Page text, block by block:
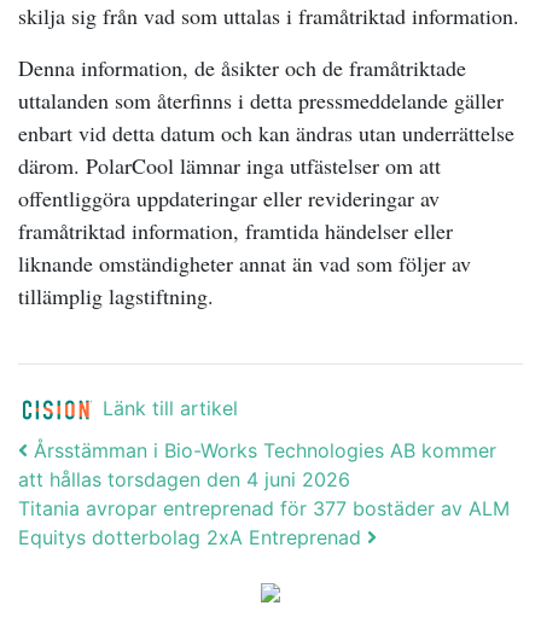
skilja sig från vad som uttalas i framåtriktad information.
Denna information, de åsikter och de framåtriktade
uttalanden som återfinns i detta pressmeddelande gäller
enbart vid detta datum och kan ändras utan underrättelse
därom. PolarCool lämnar inga utfästelser om att
offentliggöra uppdateringar eller revideringar av
framåtriktad information, framtida händelser eller
liknande omständigheter annat än vad som följer av
tillämplig lagstiftning.
Länk till artikel
Post navigation
Årsstämman i Bio-Works Technologies AB kommer
att hållas torsdagen den 4 juni 2026
Titania avropar entreprenad för 377 bostäder av ALM
Equitys dotterbolag 2xA Entreprenad